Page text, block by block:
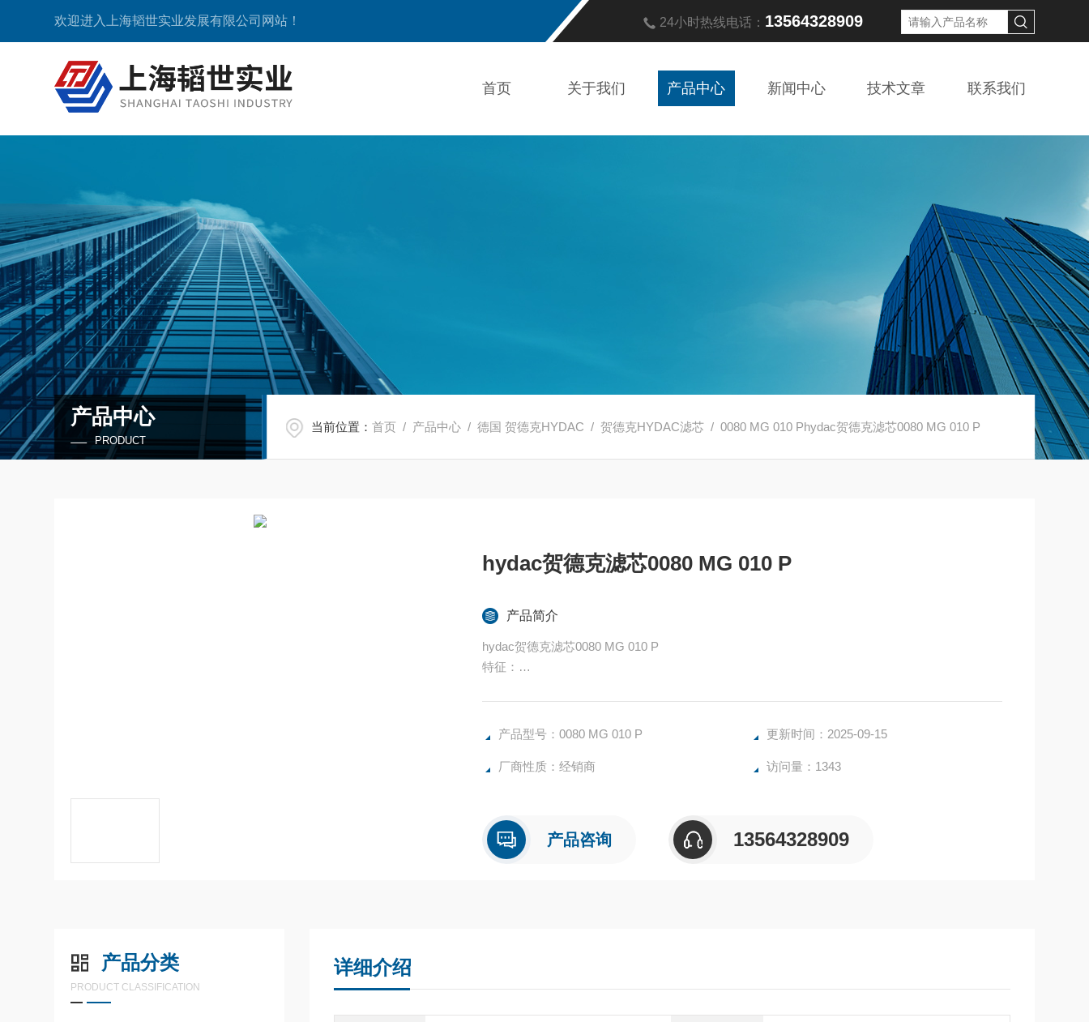
欢迎进入上海韬世实业发展有限公司网站！ 24小时热线电话： 13564328909
首页 关于我们 产品中心 新闻中心 技术文章 联系我们
产品中心
PRODUCT
当前位置：首页 / 产品中心 /德国 贺德克HYDAC /贺德克HYDAC滤芯 / 0080 MG 010 Phydac贺德克滤芯0080 MG 010 P
hydac贺德克滤芯0080 MG 010 P
产品简介
hydac贺德克滤芯0080 MG 010 P
特征：
或名义过滤，取决于过滤材料
工作温度：高100°C
产品型号：0080 MG 010 P 更新时间：2025-09-15
厂商性质：经销商 访问量：1343
产品咨询 13564328909
产品分类
PRODUCT CLASSIFICATION
详细介绍